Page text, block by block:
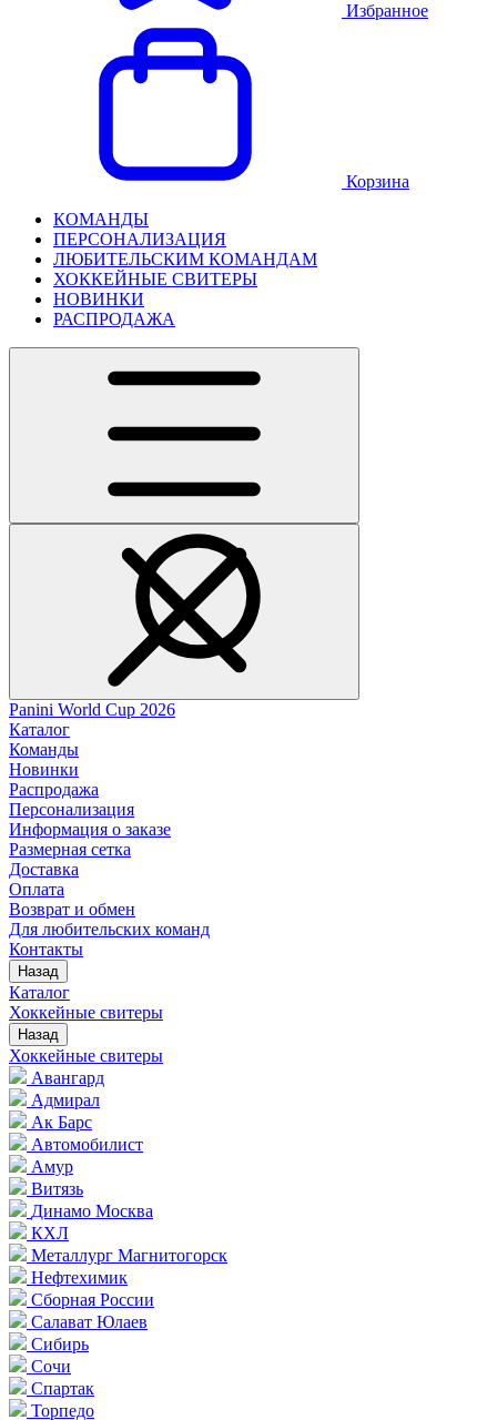
Избранное
Корзина
КОМАНДЫ
ПЕРСОНАЛИЗАЦИЯ
ЛЮБИТЕЛЬСКИМ КОМАНДАМ
ХОККЕЙНЫЕ СВИТЕРЫ
НОВИНКИ
РАСПРОДАЖА
Panini World Cup 2026
Каталог
Команды
Новинки
Распродажа
Персонализация
Информация о заказе
Размерная сетка
Доставка
Оплата
Возврат и обмен
Для любительских команд
Контакты
Назад
Каталог
Хоккейные свитеры
Назад
Хоккейные свитеры
Авангард
Адмирал
Ак Барс
Автомобилист
Амур
Витязь
Динамо Москва
КХЛ
Металлург Магнитогорск
Нефтехимик
Сборная России
Салават Юлаев
Сибирь
Сочи
Спартак
Торпедо